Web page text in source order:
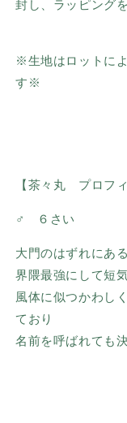
封し、ラッピング
※生地はロットに
す※
【茶々丸 プロフィ
♂ ６さい
大門のはずれにあ
界隈最強にして短
風体に似つかわし
ており
名前を呼ばれても